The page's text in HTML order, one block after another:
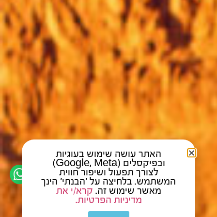
האתר עושה שימוש בעוגיות
ובפיקסלים (Google, Meta)
לצורך תפעול ושיפור חווית
המשתמש. בלחיצה על 'הבנתי' הינך
מאשר שימוש זה. קרא/י את
מדיניות הפרטיות.